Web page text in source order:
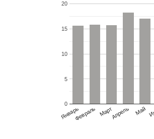
ЯнварьФевраль МартАпрель Май
0
5
10
15
20